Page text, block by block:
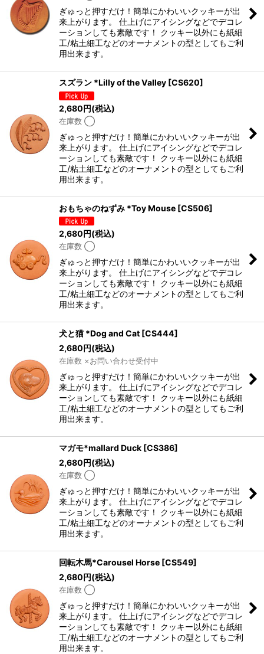
ぎゅっと押すだけ！簡単にかわいいクッキーが出
来上がります。 仕上げにアイシングなどでデコレ
ーションしても素敵です！ クッキー以外にも紙細
工/粘土細工などのオーナメントの型としてもご利
用出来ます。
スズラン *Lilly of the Valley [CS620]
2,680円(税込)
在庫数 ◯
ぎゅっと押すだけ！簡単にかわいいクッキーが出
来上がります。 仕上げにアイシングなどでデコレ
ーションしても素敵です！ クッキー以外にも紙細
工/粘土細工などのオーナメントの型としてもご利
用出来ます。
おもちゃのねずみ *Toy Mouse [CS506]
2,680円(税込)
在庫数 ◯
ぎゅっと押すだけ！簡単にかわいいクッキーが出
来上がります。 仕上げにアイシングなどでデコレ
ーションしても素敵です！ クッキー以外にも紙細
工/粘土細工などのオーナメントの型としてもご利
用出来ます。
犬と猫 *Dog and Cat [CS444]
2,680円(税込)
在庫数 ×お問い合わせ受付中
ぎゅっと押すだけ！簡単にかわいいクッキーが出
来上がります。 仕上げにアイシングなどでデコレ
ーションしても素敵です！ クッキー以外にも紙細
工/粘土細工などのオーナメントの型としてもご利
用出来ます。
マガモ*mallard Duck [CS386]
2,680円(税込)
在庫数 ◯
ぎゅっと押すだけ！簡単にかわいいクッキーが出
来上がります。 仕上げにアイシングなどでデコレ
ーションしても素敵です！ クッキー以外にも紙細
工/粘土細工などのオーナメントの型としてもご利
用出来ます。
回転木馬*Carousel Horse [CS549]
2,680円(税込)
在庫数 ◯
ぎゅっと押すだけ！簡単にかわいいクッキーが出
来上がります。 仕上げにアイシングなどでデコレ
ーションしても素敵です！ クッキー以外にも紙細
工/粘土細工などのオーナメントの型としてもご利
用出来ます。